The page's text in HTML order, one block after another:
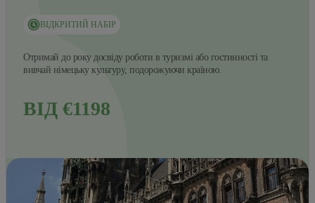
ВІДКРИТИЙ НАБІР
Отримай до року досвіду роботи в туризмі або гостинності та
вивчай німецьку культуру, подорожуючи країною.
ВІД €1198